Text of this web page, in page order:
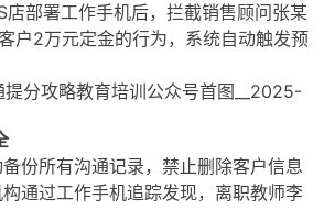
店部署工作手机后，拦截销售顾问张某
户2万元定金的行为，系统自动触发预
份所有沟通记录，禁止删除客户信息
通过工作手机追踪发现，离职教师李